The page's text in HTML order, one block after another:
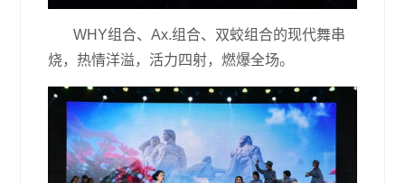
WHY组合、Ax.组合、双蛟组合的现代舞串
烧，热情洋溢，活力四射，燃爆全场。